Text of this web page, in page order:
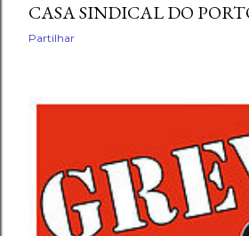
CASA SINDICAL DO
Partilhar